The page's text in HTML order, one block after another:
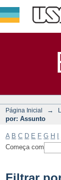
Página Inicial →
por: Assunto
A B C D E F G H
Começa com